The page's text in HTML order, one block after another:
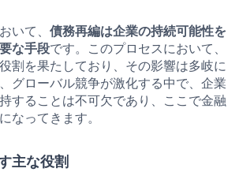
いて、 債務再編は企業の持続可能性を
な手段です。このプロセスにおいて、
割を果たしており、その影響は多岐に
グローバル競争が激化する中で、企業
することは不可欠であり、ここで金融
なってきます。
主な役割